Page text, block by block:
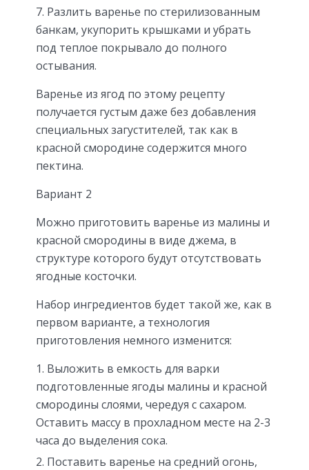
Разлить варенье по стерилизованным
банкам, укупорить крышками и убрать
под теплое покрывало до полного
остывания.
Варенье из ягод по этому рецепту
получается густым даже без добавления
специальных загустителей, так как в
красной смородине содержится много
пектина.
Вариант 2
Можно приготовить варенье из малины и
красной смородины в виде джема, в
структуре которого будут отсутствовать
ягодные косточки.
Набор ингредиентов будет такой же, как в
первом варианте, а технология
приготовления немного изменится:
Выложить в емкость для варки
подготовленные ягоды малины и красной
смородины слоями, чередуя с сахаром.
Оставить массу в прохладном месте на 2-3
часа до выделения сока.
Поставить варенье на средний огонь,